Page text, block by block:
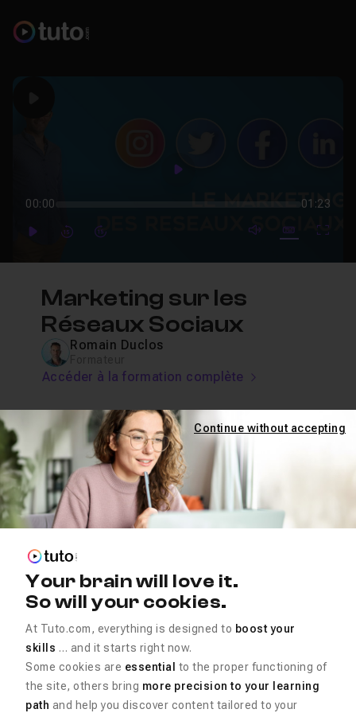
Play
00:00 01:23
PlayForwardForward mute video
Subtitles
Marketing sur les
Réseaux Sociaux
Romain Duclos
Accéder à la formation complète